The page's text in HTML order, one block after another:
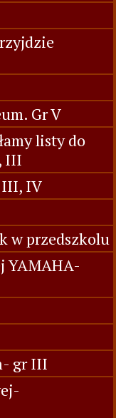
Gr V
listy do
III
III, IV
w przedszkolu
YAMAHA-
gr III